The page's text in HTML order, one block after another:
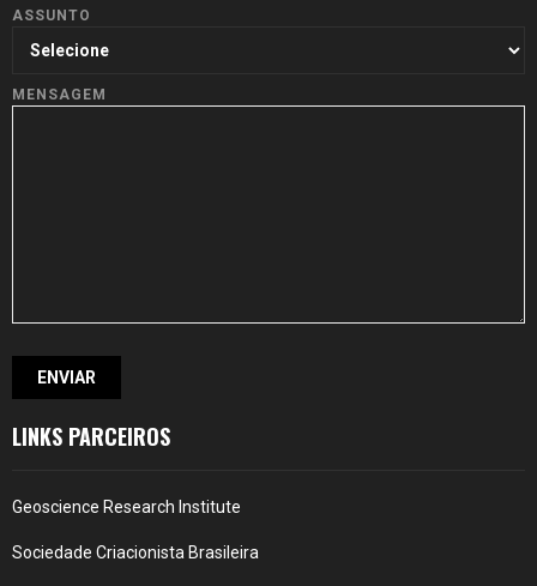
ASSUNTO
MENSAGEM
LINKS PARCEIROS
Geoscience Research Institute
Sociedade Criacionista Brasileira